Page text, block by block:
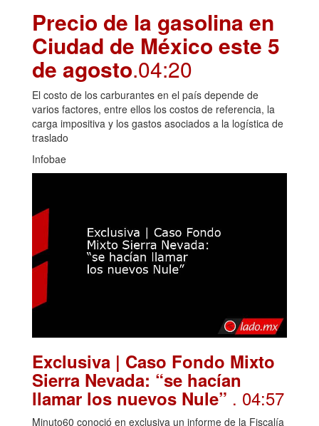
Precio de la gasolina en
Ciudad de México este 5
de agosto.04:20
El costo de los carburantes en el país depende de
varios factores, entre ellos los costos de referencia, la
carga impositiva y los gastos asociados a la logística de
traslado
Infobae
Exclusiva | Caso Fondo Mixto
Sierra Nevada: “se hacían
llamar los nuevos Nule” . 04:57
Minuto60 conoció en exclusiva un informe de la Fiscalía